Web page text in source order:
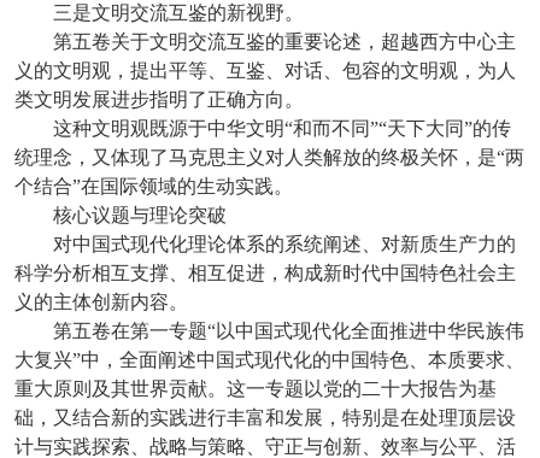
三是文明交流互鉴的新视野。
第五卷关于文明交流互鉴的重要论述，超越西方中心主
义的文明观，提出平等、互鉴、对话、包容的文明观，为人
类文明发展进步指明了正确方向。
这种文明观既源于中华文明“和而不同”“天下大同”的传
统理念，又体现了马克思主义对人类解放的终极关怀，是“两
个结合”在国际领域的生动实践。
核心议题与理论突破
对中国式现代化理论体系的系统阐述、对新质生产力的
科学分析相互支撑、相互促进，构成新时代中国特色社会主
义的主体创新内容。
第五卷在第一专题“以中国式现代化全面推进中华民族伟
大复兴”中，全面阐述中国式现代化的中国特色、本质要求、
重大原则及其世界贡献。这一专题以党的二十大报告为基
础，又结合新的实践进行丰富和发展，特别是在处理顶层设
计与实践探索、战略与策略、守正与创新、效率与公平、活